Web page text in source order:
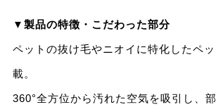
▼製品の特徴・こだわった部分
ペットの抜け毛やニオイに特化したペ
載。
360°全方位から汚れた空気を吸引し、